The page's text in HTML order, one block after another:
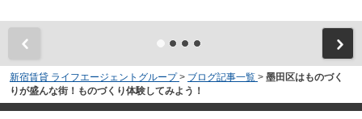
新宿賃貸 ライフエージェントグループ > ブログ記事一覧 > 墨田区はものづく
りが盛んな街！ものづくり体験してみよう！